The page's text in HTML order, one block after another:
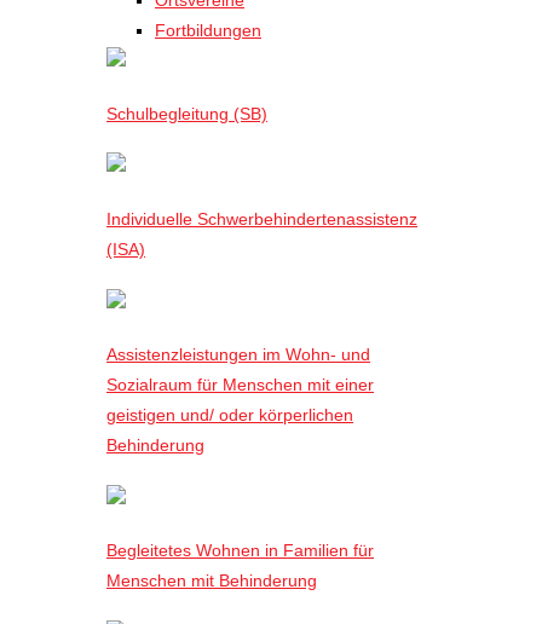
Fortbildungen
Schulbegleitung (SB)
Individuelle Schwerbehindertenassistenz
(ISA)
Assistenzleistungen im Wohn- und
Sozialraum für Menschen mit einer
geistigen und/ oder körperlichen
Behinderung
Begleitetes Wohnen in Familien für
Menschen mit Behinderung